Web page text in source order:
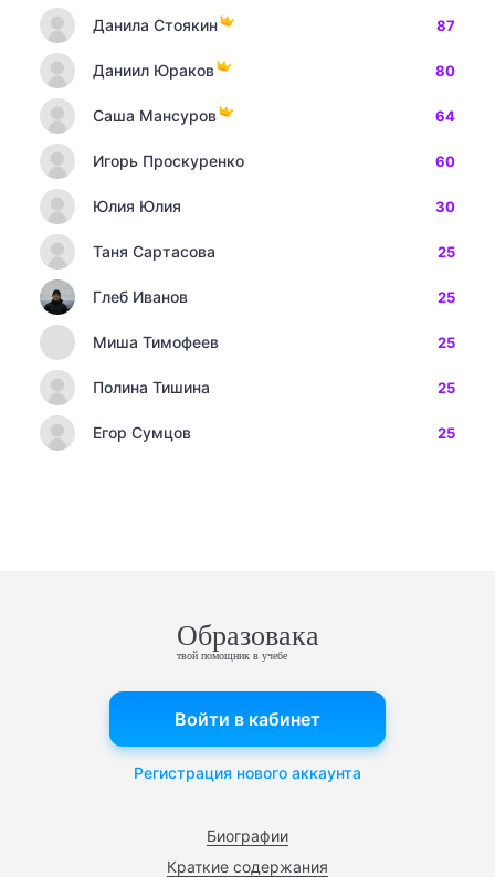
Данила Стоякин 87
Даниил Юраков 80
Саша Мансуров 64
Игорь Проскуренко 60
Юлия Юлия 30
Таня Сартасова 25
Глеб Иванов 25
Миша Тимофеев 25
Полина Тишина 25
Егор Сумцов 25
Образовака
твой помощник в учебе
Биографии
Краткие содержания
Войти в кабинет
Регистрация нового аккаунта